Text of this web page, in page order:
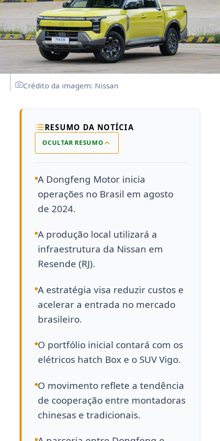
Crédito da imagem: Nissan
RESUMO DA NOTÍCIA
OCULTAR RESUMO
A Dongfeng Motor inicia
operações no Brasil em agosto
de 2024.
A produção local utilizará a
infraestrutura da Nissan em
Resende (RJ).
A estratégia visa reduzir custos e
acelerar a entrada no mercado
brasileiro.
O portfólio inicial contará com os
elétricos hatch Box e o SUV Vigo.
O movimento reflete a tendência
de cooperação entre montadoras
chinesas e tradicionais.